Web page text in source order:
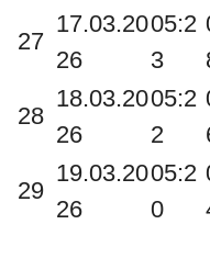
27
17.03.20
26
05:2
3
28
18.03.20
26
05:2
2
29
19.03.20
26
05:2
0